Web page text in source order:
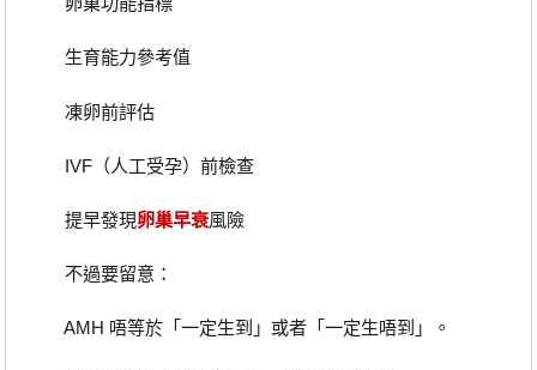
生育能力參考值
凍卵前評估
IVF（人工受孕）前檢查
提早發現卵巢早衰風險
不過要留意：
AMH 唔等於「一定生到」或者「一定生唔到」。